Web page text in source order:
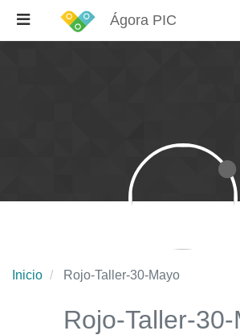
Ágora PIC
Inicio Rojo-Taller-30-Mayo
Rojo-Taller-